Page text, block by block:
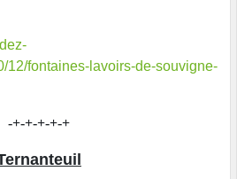
12/fontaines-lavoirs-de-souvigne-
-+-+-+-+-+